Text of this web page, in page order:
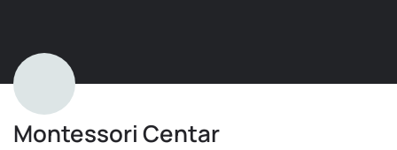
Montessori Centar